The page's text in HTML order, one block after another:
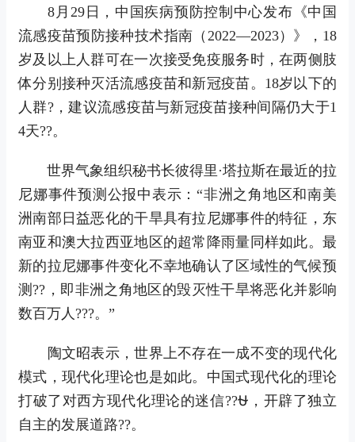
8月29日，中国疾病预防控制中心发布《中国
流感疫苗预防接种技术指南（2022—2023）》，18
岁及以上人群可在一次接受免疫服务时，在两侧肢
体分别接种灭活流感疫苗和新冠疫苗。18岁以下的
人群?，建议流感疫苗与新冠疫苗接种间隔仍大于1
4天??。
世界气象组织秘书长彼得里·塔拉斯在最近的拉
尼娜事件预测公报中表示：“非洲之角地区和南美
洲南部日益恶化的干旱具有拉尼娜事件的特征，东
南亚和澳大拉西亚地区的超常降雨量同样如此。最
新的拉尼娜事件变化不幸地确认了区域性的气候预
测??，即非洲之角地区的毁灭性干旱将恶化并影响
数百万人???。”
陶文昭表示，世界上不存在一成不变的现代化
模式，现代化理论也是如此。中国式现代化的理论
打破了对西方现代化理论的迷信??⛎，开辟了独立
自主的发展道路??。